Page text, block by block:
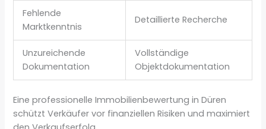
Fehlende
Marktkenntnis
Detaillierte Recherche
Unzureichende
Dokumentation
Vollständige
Objektdokumentation
Eine professionelle Immobilienbewertung in Düren
schützt Verkäufer vor finanziellen Risiken und maximiert